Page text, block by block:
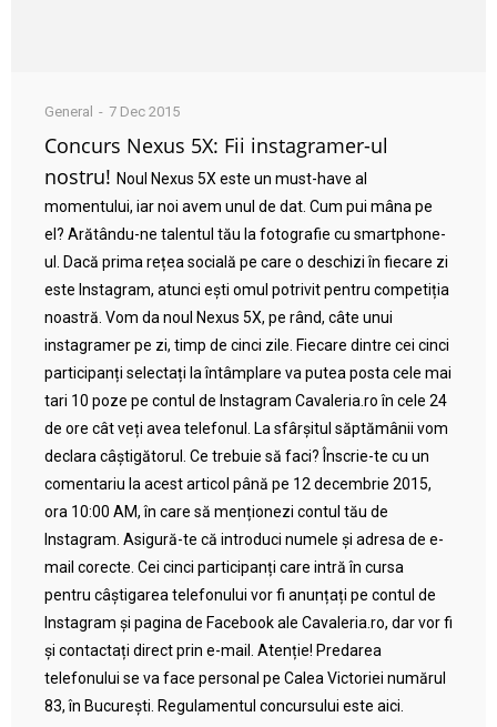
General 7 Dec 2015
Concurs Nexus 5X: Fii instagramer-ul
nostru! Noul Nexus 5X este un must-have al
momentului, iar noi avem unul de dat. Cum pui mâna pe
el? Arătându-ne talentul tău la fotografie cu smartphone-
ul. Dacă prima rețea socială pe care o deschizi în fiecare zi
este Instagram, atunci ești omul potrivit pentru competiția
noastră. Vom da noul Nexus 5X, pe rând, câte unui
instagramer pe zi, timp de cinci zile. Fiecare dintre cei cinci
participanți selectați la întâmplare va putea posta cele mai
tari 10 poze pe contul de Instagram Cavaleria.ro în cele 24
de ore cât veți avea telefonul. La sfârșitul săptămânii vom
declara câștigătorul. Ce trebuie să faci? Înscrie-te cu un
comentariu la acest articol până pe 12 decembrie 2015,
ora 10:00 AM, în care să menționezi contul tău de
Instagram. Asigură-te că introduci numele și adresa de e-
mail corecte. Cei cinci participanți care intră în cursa
pentru câștigarea telefonului vor fi anunțați pe contul de
Instagram și pagina de Facebook ale Cavaleria.ro, dar vor fi
și contactați direct prin e-mail. Atenție! Predarea
telefonului se va face personal pe Calea Victoriei numărul
83, în București. Regulamentul concursului este aici.